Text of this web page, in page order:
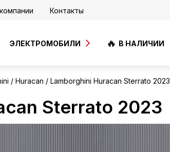
Контакты
ЭЛЕКТРОМОБИЛИ В НАЛИЧИИ
Huracan Lamborghini Huracan Sterrato 2023
Sterrato 2023